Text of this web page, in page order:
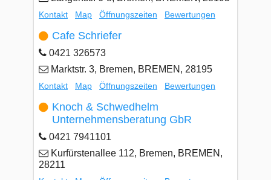
Kontakt Map Öffnungszeiten Bewertungen
Cafe Schriefer
0421 326573
Marktstr. 3, Bremen, BREMEN, 28195
Kontakt Map Öffnungszeiten Bewertungen
Knoch & Schwedhelm
Unternehmensberatung GbR
0421 7941101
Kurfürstenallee 112, Bremen, BREMEN,
28211